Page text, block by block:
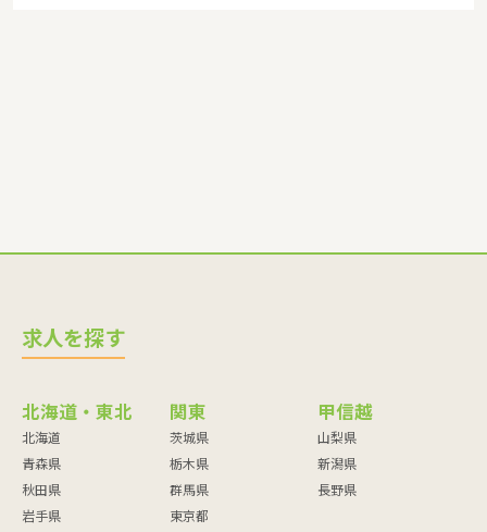
求人を探す
北海道・東北
北海道
青森県
秋田県
岩手県
関東
茨城県
栃木県
群馬県
東京都
甲信越
山梨県
新潟県
長野県